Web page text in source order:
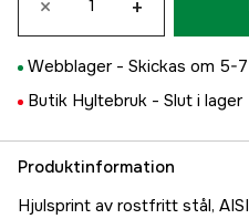
× +
Webblager - Skickas om 5-
Butik Hyltebruk - Slut i lager
Produktinformation
Hjulsprint av rostfritt stål,